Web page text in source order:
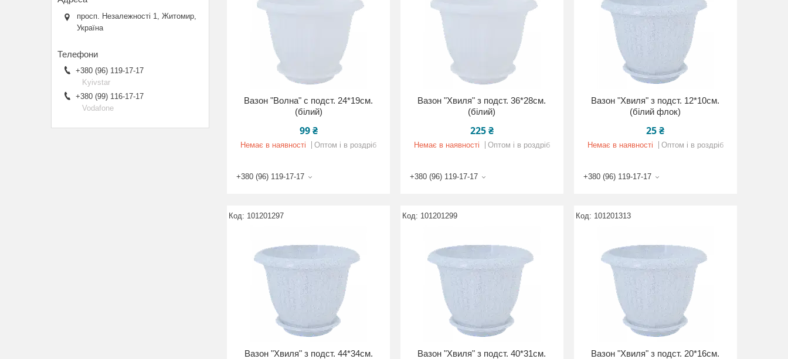
Вазон "Волна" с подст. 24*19см.
(білий)
99 ₴
Немає в наявності Оптом і в роздріб
+380 (96) 119-17-17
Вазон "Хвиля" з подст. 36*28см.
(білий)
225 ₴
Немає в наявності Оптом і в роздріб
+380 (96) 119-17-17
Вазон "Хвиля" з подст. 12*10см.
(білий флок)
25 ₴
Немає в наявності Оптом і в роздріб
+380 (96) 119-17-17
101201297
Вазон "Хвиля" з подст. 44*34см.
101201299
Вазон "Хвиля" з подст. 40*31см.
101201313
Вазон "Хвиля" з подст. 20*16см.
просп. Незалежності 1, Житомир,
Україна
+380 (96) 119-17-17
Kyivstar
+380 (99) 116-17-17
Vodafone